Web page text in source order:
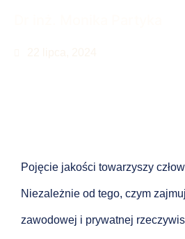
Pojęcie jakości towarzyszy
Niezależnie od tego, czym
zawodowej i prywatnej